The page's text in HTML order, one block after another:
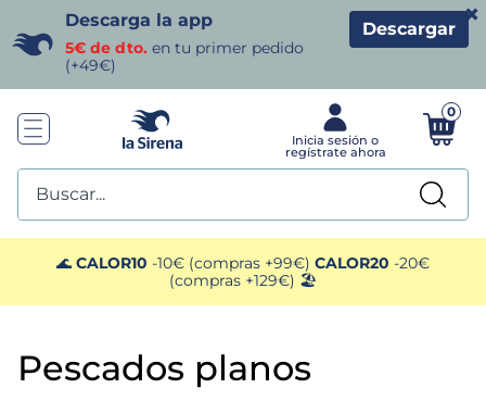
Descarga la app
5€ de dto. en tu primer pedido
(+49€)
Descargar
×
0
Buscar...
🌊 CALOR10 -10€ (compras +99€) CALOR20 -20€
(compras +129€) 🏖️
pescados planos
TÉRMINOS MÁS BUSCADOS
1. helados sirena
2. gambas